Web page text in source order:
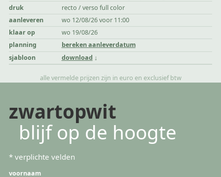
druk
recto / verso full color
aanleveren
wo 12/08/26 voor 11:00
klaar op
wo 19/08/26
planning
bereken aanleverdatum
sjabloon
download
alle vermelde prijzen zijn in euro en exclusief btw
zwartopwit
blijf op de hoogte
* verplichte velden
voornaam